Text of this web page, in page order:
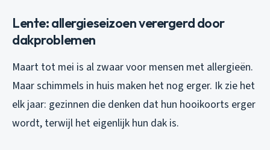
Lente: allergieseizoen verergerd door
dakproblemen
Maart tot mei is al zwaar voor mensen met allergieën.
Maar schimmels in huis maken het nog erger. Ik zie het
elk jaar: gezinnen die denken dat hun hooikoorts erger
wordt, terwijl het eigenlijk hun dak is.